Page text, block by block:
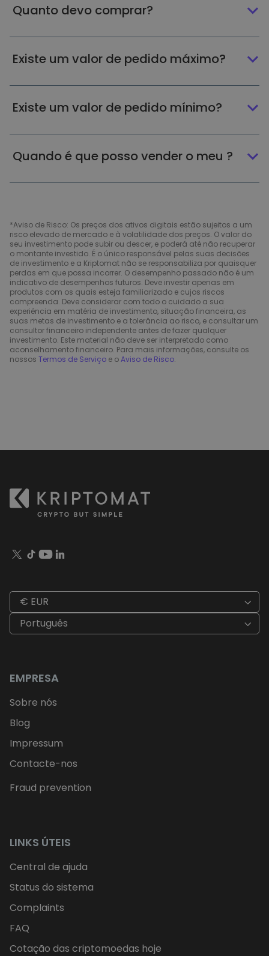
Quanto devo comprar?
Existe um valor de pedido máximo?
Existe um valor de pedido mínimo?
Quando é que posso vender o meu ?
*Aviso de Risco: Os preços dos ativos digitais estão sujeitos a um
risco elevado de mercado e à volatilidade dos preços. O valor do
seu investimento pode subir ou descer, e poderá até não recuperar
o montante investido. É o único responsável pelas suas decisões
de investimento e a Kriptomat não se responsabiliza por quaisquer
perdas em que possa incorrer. O desempenho passado não é um
indicativo de desempenhos futuros. Deve investir apenas em
produtos com os quais esteja familiarizado e cujos riscos
compreenda. Deve considerar com todo o cuidado a sua
experiência em matéria de investimento, situação financeira, as
suas metas de investimento e a tolerância ao risco, e consultar um
consultor financeiro independente antes de fazer qualquer
investimento. Este material não deve ser interpretado como
aconselhamento financeiro. Para mais informações, consulte os
nossos Termos de Serviço e oAviso de Risco.
€ EUR
Português
EMPRESA
Sobre nós
Blog
Impressum
Contacte-nos
Fraud prevention
LINKS ÚTEIS
Central de ajuda
Status do sistema
Complaints
FAQ
Cotação das criptomoedas hoje